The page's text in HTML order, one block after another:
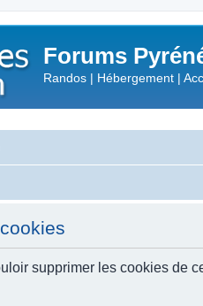
Forums
Randos | Hébergement |
supprimer les cookies de